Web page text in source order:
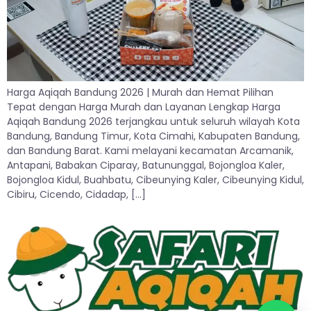
Harga Aqiqah Bandung 2026 | Murah dan Hemat Pilihan
Tepat dengan Harga Murah dan Layanan Lengkap Harga
Aqiqah Bandung 2026 terjangkau untuk seluruh wilayah Kota
Bandung, Bandung Timur, Kota Cimahi, Kabupaten Bandung,
dan Bandung Barat. Kami melayani kecamatan Arcamanik,
Antapani, Babakan Ciparay, Batununggal, Bojongloa Kaler,
Bojongloa Kidul, Buahbatu, Cibeunying Kaler, Cibeunying Kidul,
Cibiru, Cicendo, Cidadap, […]